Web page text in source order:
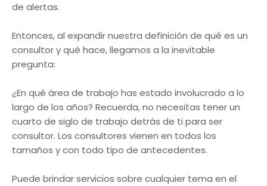
de alertas.
Entonces, al expandir nuestra definición de qué es un
consultor y qué hace, llegamos a la inevitable
pregunta:
¿En qué área de trabajo has estado involucrado a lo
largo de los años? Recuerda, no necesitas tener un
cuarto de siglo de trabajo detrás de ti para ser
consultor. Los consultores vienen en todos los
tamaños y con todo tipo de antecedentes.
Puede brindar servicios sobre cualquier tema en el